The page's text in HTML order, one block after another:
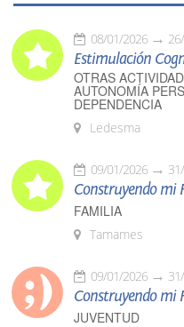
08/01/2026
Estimulación
OTRAS
AUTONOMÍA
DEPENDENCIA
Ledesma
09/01/2026
Construyendo mi
FAMILIA
Tamames
09/01/2026
Construyendo mi
JUVENTUD